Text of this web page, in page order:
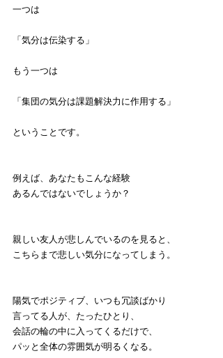
一つは
「気分は伝染する」
もう一つは
「集団の気分は課題解決力に作用する」
ということです。
例えば、あなたもこんな経験
あるんではないでしょうか？
親しい友人が悲しんでいるのを見ると、
こちらまで悲しい気分になってしまう。
陽気でポジティブ、いつも冗談ばかり
言ってる人が、たったひとり、
会話の輪の中に入ってくるだけで、
パッと全体の雰囲気が明るくなる。